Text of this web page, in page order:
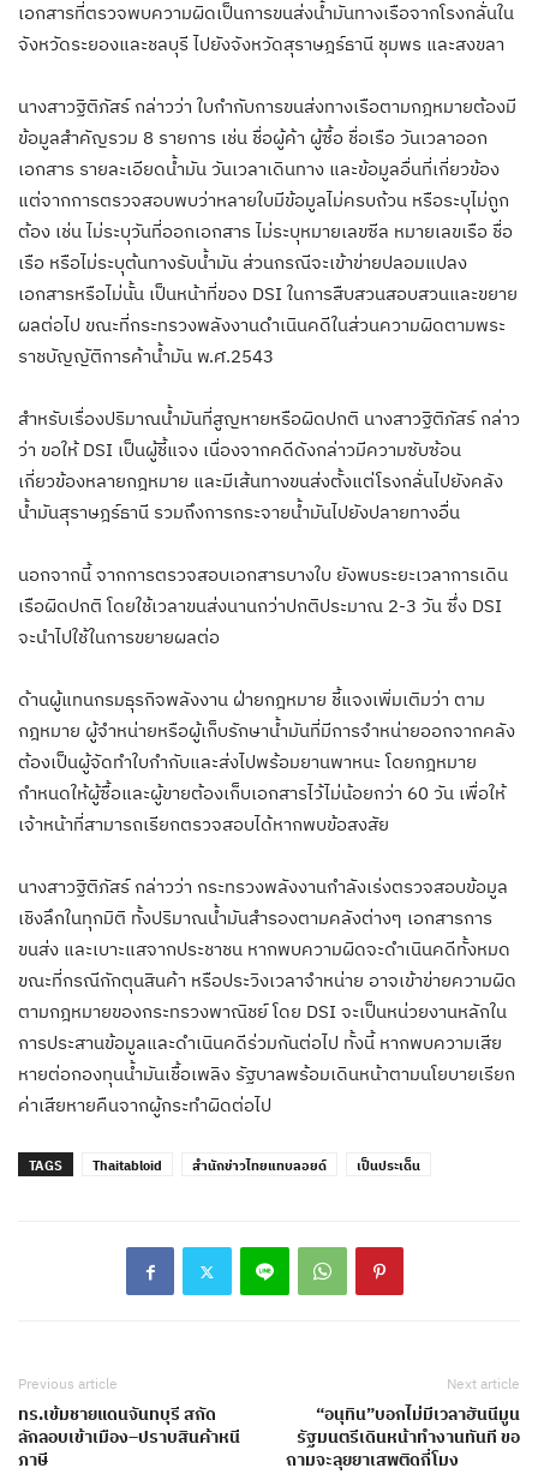
เอกสารที่ตรวจพบความผิดเป็นการขนส่งน้ำมันทางเรือจากโรงกลั่นใน
จังหวัดระยองและชลบุรี ไปยังจังหวัดสุราษฎร์ธานี ชุมพร และสงขลา
นางสาวฐิติภัสร์ กล่าวว่า ใบกำกับการขนส่งทางเรือตามกฎหมายต้องมี
ข้อมูลสำคัญรวม 8 รายการ เช่น ชื่อผู้ค้า ผู้ซื้อ ชื่อเรือ วันเวลาออก
เอกสาร รายละเอียดน้ำมัน วันเวลาเดินทาง และข้อมูลอื่นที่เกี่ยวข้อง
แต่จากการตรวจสอบพบว่าหลายใบมีข้อมูลไม่ครบถ้วน หรือระบุไม่ถูก
ต้อง เช่น ไม่ระบุวันที่ออกเอกสาร ไม่ระบุหมายเลขซีล หมายเลขเรือ ชื่อ
เรือ หรือไม่ระบุต้นทางรับน้ำมัน ส่วนกรณีจะเข้าข่ายปลอมแปลง
เอกสารหรือไม่นั้น เป็นหน้าที่ของ DSI ในการสืบสวนสอบสวนและขยาย
ผลต่อไป ขณะที่กระทรวงพลังงานดำเนินคดีในส่วนความผิดตามพระ
ราชบัญญัติการค้าน้ำมัน พ.ศ.2543
สำหรับเรื่องปริมาณน้ำมันที่สูญหายหรือผิดปกติ นางสาวฐิติภัสร์ กล่าว
ว่า ขอให้ DSI เป็นผู้ชี้แจง เนื่องจากคดีดังกล่าวมีความซับซ้อน
เกี่ยวข้องหลายกฎหมาย และมีเส้นทางขนส่งตั้งแต่โรงกลั่นไปยังคลัง
น้ำมันสุราษฎร์ธานี รวมถึงการกระจายน้ำมันไปยังปลายทางอื่น
นอกจากนี้ จากการตรวจสอบเอกสารบางใบ ยังพบระยะเวลาการเดิน
เรือผิดปกติ โดยใช้เวลาขนส่งนานกว่าปกติประมาณ 2-3 วัน ซึ่ง DSI
จะนำไปใช้ในการขยายผลต่อ
ด้านผู้แทนกรมธุรกิจพลังงาน ฝ่ายกฎหมาย ชี้แจงเพิ่มเติมว่า ตาม
กฎหมาย ผู้จำหน่ายหรือผู้เก็บรักษาน้ำมันที่มีการจำหน่ายออกจากคลัง
ต้องเป็นผู้จัดทำใบกำกับและส่งไปพร้อมยานพาหนะ โดยกฎหมาย
กำหนดให้ผู้ซื้อและผู้ขายต้องเก็บเอกสารไว้ไม่น้อยกว่า 60 วัน เพื่อให้
เจ้าหน้าที่สามารถเรียกตรวจสอบได้หากพบข้อสงสัย
นางสาวฐิติภัสร์ กล่าวว่า กระทรวงพลังงานกำลังเร่งตรวจสอบข้อมูล
เชิงลึกในทุกมิติ ทั้งปริมาณน้ำมันสำรองตามคลังต่างๆ เอกสารการ
ขนส่ง และเบาะแสจากประชาชน หากพบความผิดจะดำเนินคดีทั้งหมด
ขณะที่กรณีกักตุนสินค้า หรือประวิงเวลาจำหน่าย อาจเข้าข่ายความผิด
ตามกฎหมายของกระทรวงพาณิชย์ โดย DSI จะเป็นหน่วยงานหลักใน
การประสานข้อมูลและดำเนินคดีร่วมกันต่อไป ทั้งนี้ หากพบความเสีย
หายต่อกองทุนน้ำมันเชื้อเพลิง รัฐบาลพร้อมเดินหน้าตามนโยบายเรียก
ค่าเสียหายคืนจากผู้กระทำผิดต่อไป
TAGS Thaitabloid สำนักข่าวไทยแทบลอยด์ เป็นประเด็น
Previous article
ทร.เข้มชายแดนจันทบุรี สกัด
ลักลอบเข้าเมือง–ปราบสินค้าหนี
ภาษี
Next article
“อนุทิน”บอกไม่มีเวลาฮันนีมูน
รัฐมนตรีเดินหน้าทำงานทันที ขอ
ถามจะลุยยาเสพติดกี่โมง